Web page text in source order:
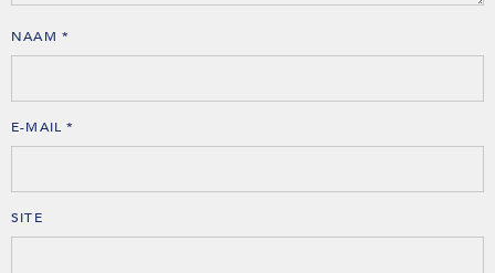
NAAM *
E-MAIL*
SITE